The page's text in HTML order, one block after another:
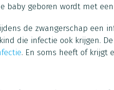
baby geboren wordt met een
de zwangerschap een
die infectie ook krijgen.
. En soms heeft of krijgt